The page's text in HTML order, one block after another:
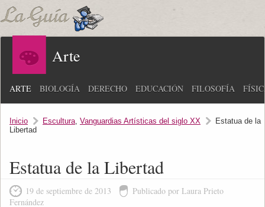
Arte
ARTE BIOLOGÍA DERECHO EDUCACIÓN FILOSOFÍA
Inicio Escultura, Vanguardias Artísticas del siglo XX
Estatua de la
Libertad
Estatua de la Libertad
19 de septiembre de 2013
Publicado por Laura Prieto
Fernández